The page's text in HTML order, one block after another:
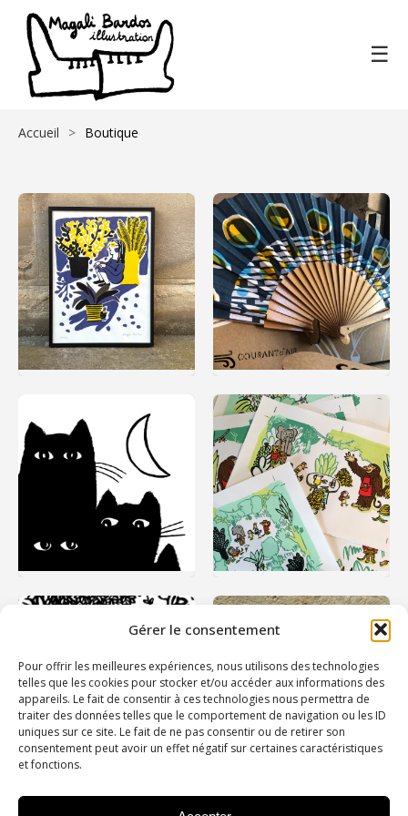
Gérer le consentement
Pour offrir les meilleures expériences, nous utilisons des technologies
telles que les cookies pour stocker et/ou accéder aux informations des
appareils. Le fait de consentir à ces technologies nous permettra de
traiter des données telles que le comportement de navigation ou les ID
uniques sur ce site. Le fait de ne pas consentir ou de retirer son
consentement peut avoir un effet négatif sur certaines caractéristiques
et fonctions.
☰
Accueil Boutique